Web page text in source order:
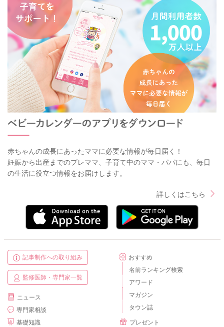
赤ちゃんの成長にあったママに必要な情報が毎日届く！
妊娠から出産までのプレママ、子育て中のママ・パパにも、毎日
の生活に役立つ情報をお届けします。
詳しくはこちら
記事制作への取り組み
監修医師・専門家一覧
ニュース
専門家相談
基礎知識
おすすめ
名前ランキング検索
アワード
マガジン
タウン誌
プレゼント